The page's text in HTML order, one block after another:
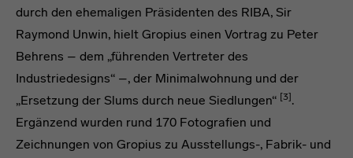
durch den ehemaligen Präsidenten des RIBA, Sir
Raymond Unwin, hielt Gropius einen Vortrag zu Peter
Behrens – dem „führenden Vertreter des
Industriedesigns“ –, der Minimalwohnung und der
„Ersetzung der Slums durch neue Siedlungen“ [3] .
Ergänzend wurden rund 170 Fotografien und
Zeichnungen von Gropius zu Ausstellungs-, Fabrik- und